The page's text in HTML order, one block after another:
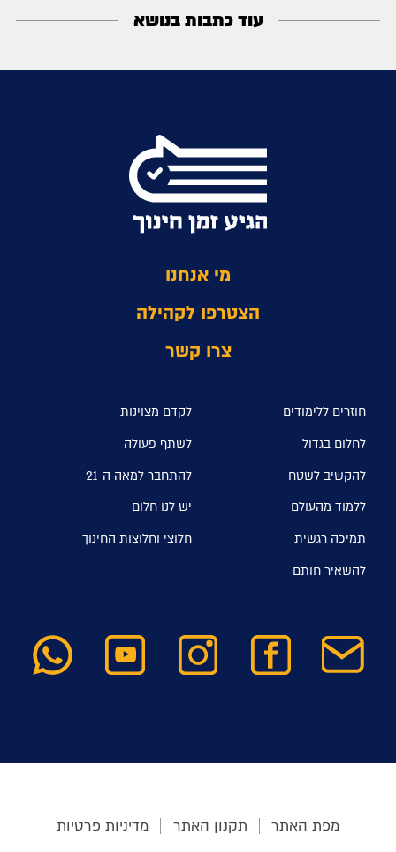
עוד כתבות בנושא
מי אנחנו
הצטרפו לקהילה
צרו קשר
חוזרים ללימודים
לקדם מצוינות
לחלום בגדול
לשתף פעולה
להקשיב לשטח
להתחבר למאה ה-21
ללמוד מהעולם
יש לנו חלום
תמיכה רגשית
חלוצי וחלוצות החינוך
להשאיר חותם
מפת האתר תקנון האתר מדיניות פרטיות